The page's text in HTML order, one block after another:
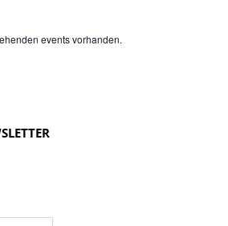
events vorhanden.